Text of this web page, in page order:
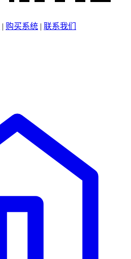
| 购买系统 | 联系我们